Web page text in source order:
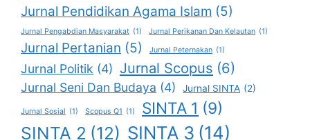
Jurnal Pendidikan Agama Islam (5)
Jurnal Pengabdian Masyarakat (1) Jurnal Perikanan Dan Kelautan (1)
Jurnal Pertanian (5) Jurnal Peternakan (1)
Jurnal Politik (4) Jurnal Scopus (6)
Jurnal Seni Dan Budaya (4) Jurnal SINTA (2)
Jurnal Sosial (1) Scopus Q1 (1) SINTA 1 (9)
SINTA 2 (12) SINTA 3 (14)